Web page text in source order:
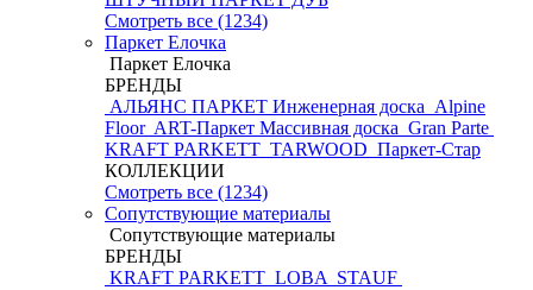
Смотреть все (1234)
Паркет Елочка
Паркет Елочка
БРЕНДЫ
АЛЬЯНС ПАРКЕТ Инженерная доска Alpine
Floor ART-Паркет Массивная доска Gran Parte
KRAFT PARKETT TARWOOD Паркет-Стар
КОЛЛЕКЦИИ
Смотреть все (1234)
Сопутствующие материалы
Сопутствующие материалы
БРЕНДЫ
KRAFT PARKETT LOBA STAUF